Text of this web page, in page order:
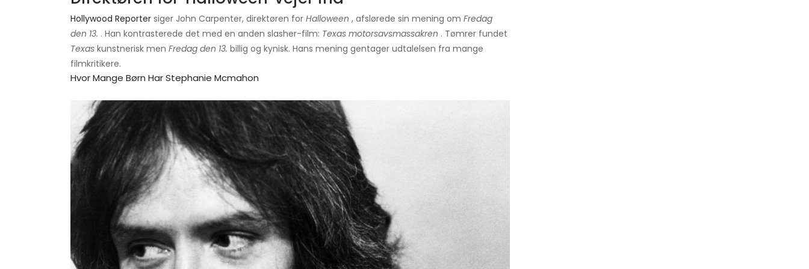
Hollywood Reporter siger John Carpenter, direktøren for Halloween , afslørede sin mening om Fredag ​​
den 13. . Han kontrasterede det med en anden slasher-film: Texas motorsavsmassakren . Tømrer fundet
Texas kunstnerisk men Fredag ​​den 13. billig og kynisk. Hans mening gentager udtalelsen fra mange
filmkritikere.
Hvor Mange Børn Har Stephanie Mcmahon